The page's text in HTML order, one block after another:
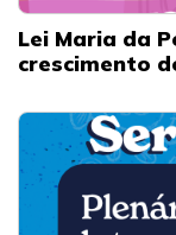
Lei Maria da
crescimento